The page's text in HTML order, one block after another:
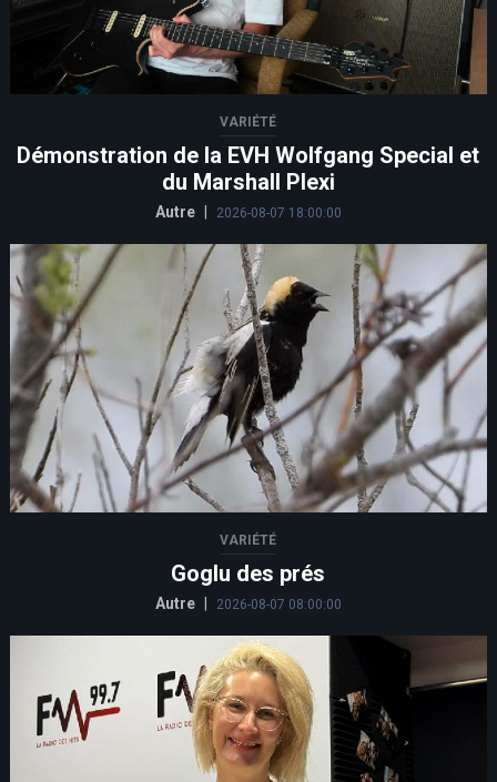
VARIÉTÉ
Démonstration de la EVH Wolfgang Special et
du Marshall Plexi
Autre 2026-08-07 18:00:00
VARIÉTÉ
Goglu des prés
Autre 2026-08-07 08:00:00